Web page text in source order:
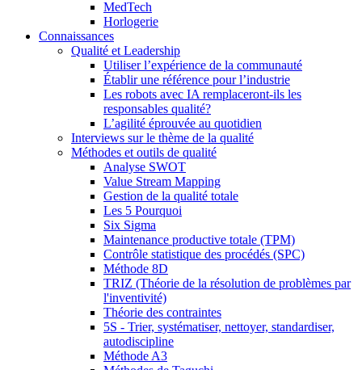
MedTech
Horlogerie
Connaissances
Qualité et Leadership
Utiliser l’expérience de la communauté
Établir une référence pour l’industrie
Les robots avec IA remplaceront-ils les
responsables qualité?
L’agilité éprouvée au quotidien
Interviews sur le thème de la qualité
Méthodes et outils de qualité
Analyse SWOT
Value Stream Mapping
Gestion de la qualité totale
Les 5 Pourquoi
Six Sigma
Maintenance productive totale (TPM)
Contrôle statistique des procédés (SPC)
Méthode 8D
TRIZ (Théorie de la résolution de problèmes par
l'inventivité)
Théorie des contraintes
5S - Trier, systématiser, nettoyer, standardiser,
autodiscipline
Méthode A3